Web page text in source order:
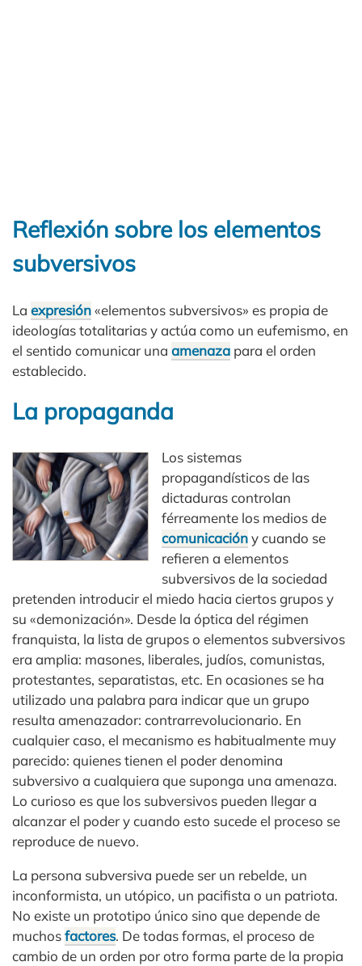
Reflexión sobre los elementos
subversivos
La expresión«elementos subversivos» es propia de
ideologías totalitarias y actúa como un eufemismo, en
el sentido comunicar una amenaza para el orden
establecido.
La propaganda
Los sistemas
propagandísticos de las
dictaduras controlan
férreamente los medios de
comunicacióny cuando se
refieren a elementos
subversivos de la sociedad
pretenden introducir el miedo hacia ciertos grupos y
su «demonización». Desde la óptica del régimen
franquista, la lista de grupos o elementos subversivos
era amplia: masones, liberales, judíos, comunistas,
protestantes, separatistas, etc. En ocasiones se ha
utilizado una palabra para indicar que un grupo
resulta amenazador: contrarrevolucionario. En
cualquier caso, el mecanismo es habitualmente muy
parecido: quienes tienen el poder denomina
subversivo a cualquiera que suponga una amenaza.
Lo curioso es que los subversivos pueden llegar a
alcanzar el poder y cuando esto sucede el proceso se
reproduce de nuevo.
La persona subversiva puede ser un rebelde, un
inconformista, un utópico, un pacifista o un patriota.
No existe un prototipo único sino que depende de
muchosfactores. De todas formas, el proceso de
cambio de un orden por otro forma parte de la propia